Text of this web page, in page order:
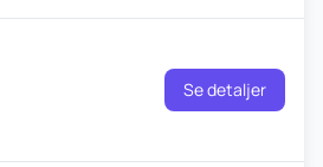
Se detaljer